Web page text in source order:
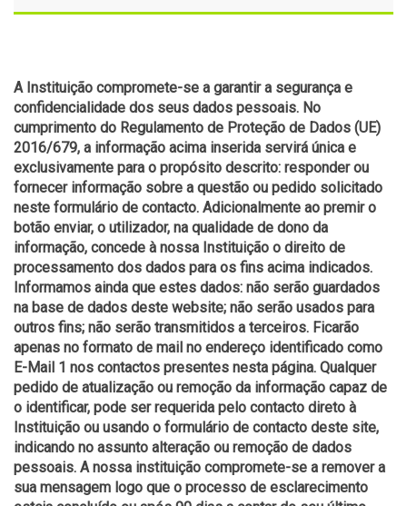
A Instituição compromete-se a garantir a segurança e
confidencialidade dos seus dados pessoais. No
cumprimento do Regulamento de Proteção de Dados (UE)
2016/679, a informação acima inserida servirá única e
exclusivamente para o propósito descrito: responder ou
fornecer informação sobre a questão ou pedido solicitado
neste formulário de contacto. Adicionalmente ao premir o
botão enviar, o utilizador, na qualidade de dono da
informação, concede à nossa Instituição o direito de
processamento dos dados para os fins acima indicados.
Informamos ainda que estes dados: não serão guardados
na base de dados deste website; não serão usados para
outros fins; não serão transmitidos a terceiros. Ficarão
apenas no formato de mail no endereço identificado como
E-Mail 1 nos contactos presentes nesta página. Qualquer
pedido de atualização ou remoção da informação capaz de
o identificar, pode ser requerida pelo contacto direto à
Instituição ou usando o formulário de contacto deste site,
indicando no assunto alteração ou remoção de dados
pessoais. A nossa instituição compromete-se a remover a
sua mensagem logo que o processo de esclarecimento